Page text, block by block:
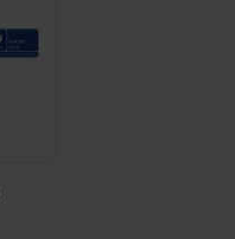
jederzeit mit